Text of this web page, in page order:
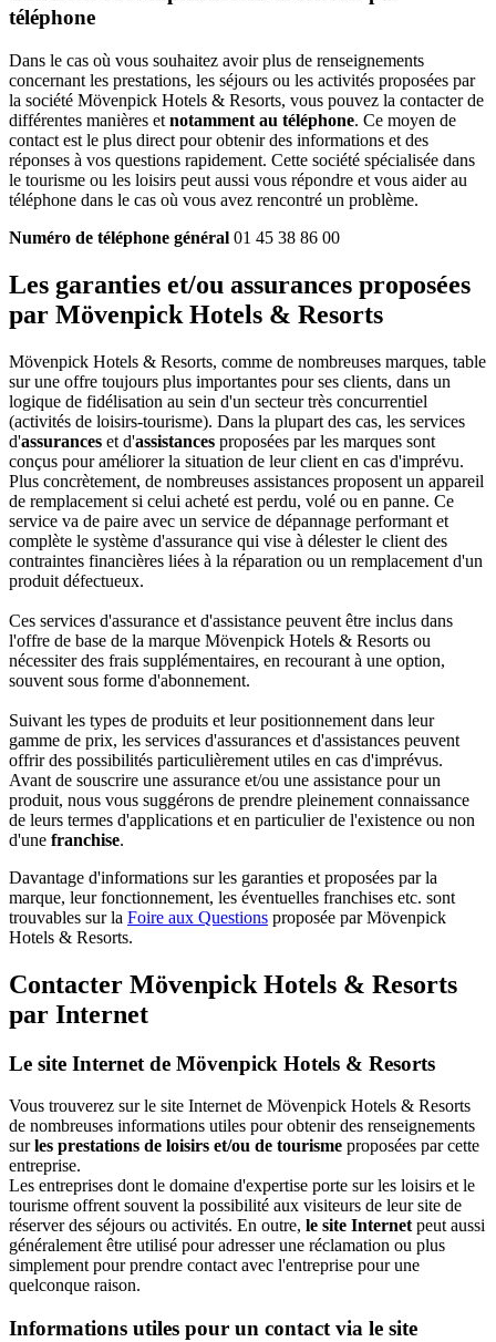
téléphone
Dans le cas où vous souhaitez avoir plus de renseignements
concernant les prestations, les séjours ou les activités proposées par
la société Mövenpick Hotels & Resorts, vous pouvez la contacter de
différentes manières et notamment au téléphone. Ce moyen de
contact est le plus direct pour obtenir des informations et des
réponses à vos questions rapidement. Cette société spécialisée dans
le tourisme ou les loisirs peut aussi vous répondre et vous aider au
téléphone dans le cas où vous avez rencontré un problème.
Numéro de téléphone général 01 45 38 86 00
Les garanties et/ou assurances proposées
par Mövenpick Hotels & Resorts
Mövenpick Hotels & Resorts, comme de nombreuses marques, table
sur une offre toujours plus importantes pour ses clients, dans un
logique de fidélisation au sein d'un secteur très concurrentiel
(activités de loisirs-tourisme). Dans la plupart des cas, les services
d'assurances et d'assistances proposées par les marques sont
conçus pour améliorer la situation de leur client en cas d'imprévu.
Plus concrètement, de nombreuses assistances proposent un appareil
de remplacement si celui acheté est perdu, volé ou en panne. Ce
service va de paire avec un service de dépannage performant et
complète le système d'assurance qui vise à délester le client des
contraintes financières liées à la réparation ou un remplacement d'un
produit défectueux.
Ces services d'assurance et d'assistance peuvent être inclus dans
l'offre de base de la marque Mövenpick Hotels & Resorts ou
nécessiter des frais supplémentaires, en recourant à une option,
souvent sous forme d'abonnement.
Suivant les types de produits et leur positionnement dans leur
gamme de prix, les services d'assurances et d'assistances peuvent
offrir des possibilités particulièrement utiles en cas d'imprévus.
Avant de souscrire une assurance et/ou une assistance pour un
produit, nous vous suggérons de prendre pleinement connaissance
de leurs termes d'applications et en particulier de l'existence ou non
d'une franchise.
Davantage d'informations sur les garanties et proposées par la
marque, leur fonctionnement, les éventuelles franchises etc. sont
trouvables sur la Foire aux Questions proposée par Mövenpick
Hotels & Resorts.
Contacter Mövenpick Hotels & Resorts
par Internet
Le site Internet de Mövenpick Hotels & Resorts
Vous trouverez sur le site Internet de Mövenpick Hotels & Resorts
de nombreuses informations utiles pour obtenir des renseignements
surles prestations de loisirs et/ou de tourisme proposées par cette
entreprise.
Les entreprises dont le domaine d'expertise porte sur les loisirs et le
tourisme offrent souvent la possibilité aux visiteurs de leur site de
réserver des séjours ou activités. En outre, le site Internet peut aussi
généralement être utilisé pour adresser une réclamation ou plus
simplement pour prendre contact avec l'entreprise pour une
quelconque raison.
Informations utiles pour un contact via le site